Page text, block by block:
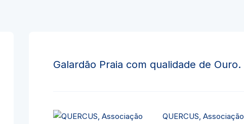
Galardão Praia com qualidade de Ouro.
QUERCUS, Associação